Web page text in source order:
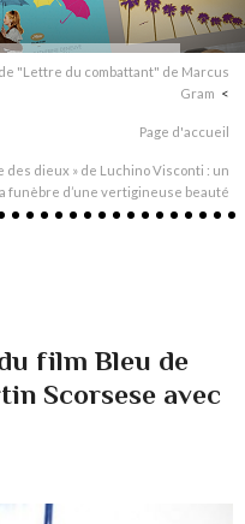
"Lettre du combattant" de Marcus
Gram
Page d'accueil
dieux » de Luchino Visconti : un
funèbre d’une vertigineuse beauté
film Bleu de
Scorsese avec